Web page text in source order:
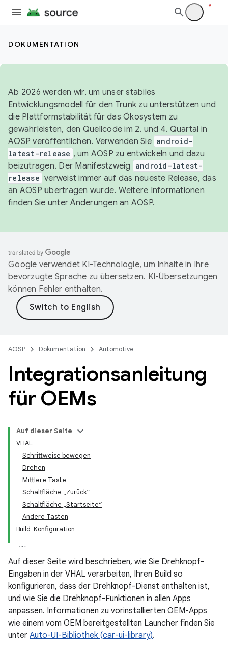
DOKUMENTATION
Ab 2026 werden wir, um unser stabiles
Entwicklungsmodell für den Trunk zu unterstützen und
die Plattformstabilität für das Ökosystem zu
gewährleisten, den Quellcode im 2. und 4. Quartal in
AOSP veröffentlichen. Verwenden Sie android-
latest-release , um AOSP zu entwickeln und dazu
beizutragen. Der Manifestzweig
android-latest-
release verweist immer auf das neueste Release, das
an AOSP übertragen wurde. Weitere Informationen
finden Sie unterÄnderungen an AOSP.
Google verwendet KI-Technologie, um Inhalte in Ihre
bevorzugte Sprache zu übersetzen. KI-Übersetzungen
können Fehler enthalten.
AOSP Dokumentation Automotive
Integrationsanleitung
für OEMs
Auf dieser Seite
VHAL
Schrittweise bewegen
Drehen
Mittlere Taste
Schaltfläche „Zurück“
Schaltfläche „Startseite“
Andere Tasten
Build-Konfiguration
Auf dieser Seite wird beschrieben, wie Sie Drehknopf-
Eingaben in der VHAL verarbeiten, Ihren Build so
konfigurieren, dass der Drehknopf-Dienst enthalten ist,
und wie Sie die Drehknopf-Funktionen in allen Apps
anpassen. Informationen zu vorinstallierten OEM-Apps
wie einem vom OEM bereitgestellten Launcher finden Sie
unter Auto-UI-Bibliothek (car-ui-library).